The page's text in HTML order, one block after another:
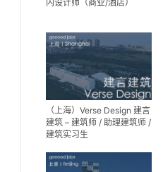
内设计师（商业/酒店）
（上海）Verse Design 建言
建筑 – 建筑师 / 助理建筑师 /
建筑实习生